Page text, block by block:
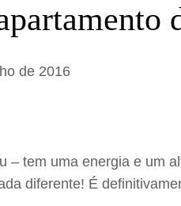
de 2016
tem uma energia e um
diferente! É